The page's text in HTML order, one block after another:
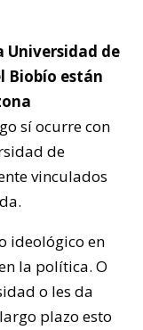
Universidad de
Biobío están
sí ocurre con
de
vinculados
ideológico en
la política. O
o les da
plazo esto